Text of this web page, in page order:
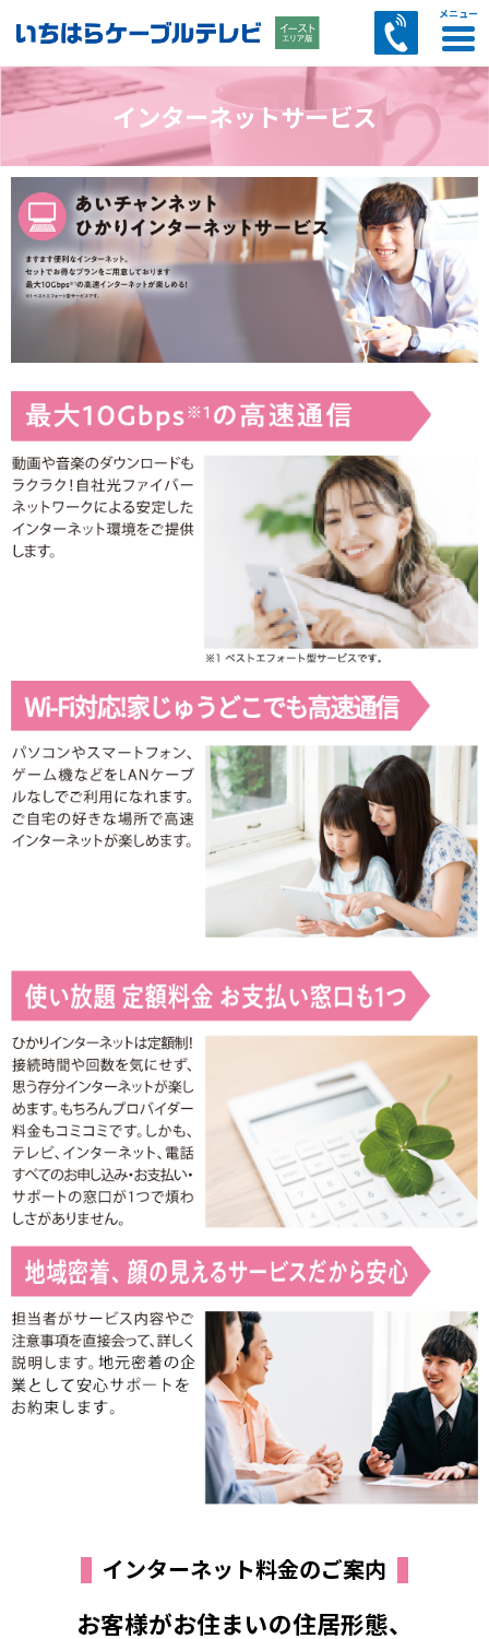
CATVサービス
あいチャンスマートTVのご案内
EASTテレビひかりサービス案内
多チャンネルパックサービス
コミュニティチャンネル
セットトップボックス（STB）のご案内
料金のご案内
インターネット
電話サービス
ケーブルプラス電話
ひかりdeトークS
ひかりdeトークF
その他サービス
AI防犯カメラサービス
マイページ
スマートWi-Fiサービス
リモートサポートサービス案内
訪問サポートサービス案内
セキュリティZサービス案内
トビラフォンサービス案内
あいチャンモバイル by LIBMOサービス案内
LIBMOサービス案内
お客様サポート
インターネットサービス
インターネット料金のご案内
お客様がお住まいの住居形態、